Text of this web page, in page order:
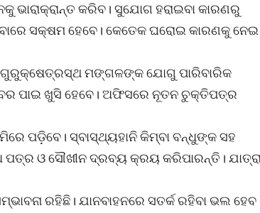
ଭାରାକ୍ରାନ୍ତ କରିବ। ସୁଯୋଗ ହରାଇବା କାରଣରୁ
ସକ୍ଷମ ହେବେ। କେତେକ ଘରୋଇ କାରଣକୁ ନେଇ
ଗୁରୁକ୍ଷେତ୍ରସ୍ଥ ମଙ୍ଗଳଙ୍କ ଯୋଗୁ ପାରିବାରିକ
ପାଇ ଖୁସି ହେବେ। ଅଫିସରେ ନୂତନ ଚୁକ୍ତିପତ୍ର
ପଡ଼ିବେ। ସ୍ବାସ୍ଥ୍ୟହାନି କିମ୍ବା ବନ୍ଧୁଙ୍କ ସହ
ଓ ସୌଖୀନ ଦ୍ରବ୍ୟ କ୍ରୟ କରିପାରନ୍ତି।
ରହିଛି। ଯାନବାହନରେ ସତର୍କ ରହିବା ଭଲ